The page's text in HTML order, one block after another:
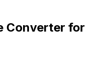
Converter for